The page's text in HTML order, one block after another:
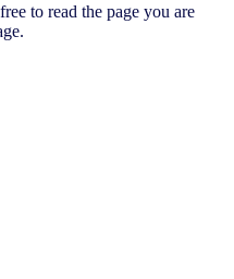
to read the page you are